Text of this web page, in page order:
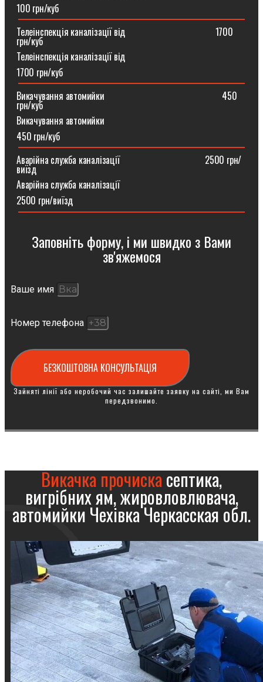
100 грн/куб
Телеінспекція каналізації від⠀⠀⠀⠀⠀⠀⠀⠀⠀⠀⠀⠀⠀1700
грн/куб
Телеінспекція каналізації від
1700 грн/куб
Викачування автомийки⠀⠀⠀⠀⠀⠀⠀⠀⠀⠀⠀⠀⠀⠀⠀⠀⠀450
грн/куб
Викачування автомийки
450 грн/куб
Аварійна служба каналізації ⠀⠀⠀⠀⠀⠀⠀⠀⠀⠀⠀⠀2500 грн/
виїзд
Аварійна служба каналізації
2500 грн/виїзд
Заповніть форму, і ми швидко з Вами
зв'яжемося
Ваше имя
Номер телефона
БЕЗКОШТОВНА КОНСУЛЬТАЦІЯ
Зайняті лінії або неробочий час залишайте заявку на сайті, ми Вам
передзвонимо.
Викачка прочискасептика,
вигрібних ям, жировловлювача,
автомийки Чехівка Черкасская обл.